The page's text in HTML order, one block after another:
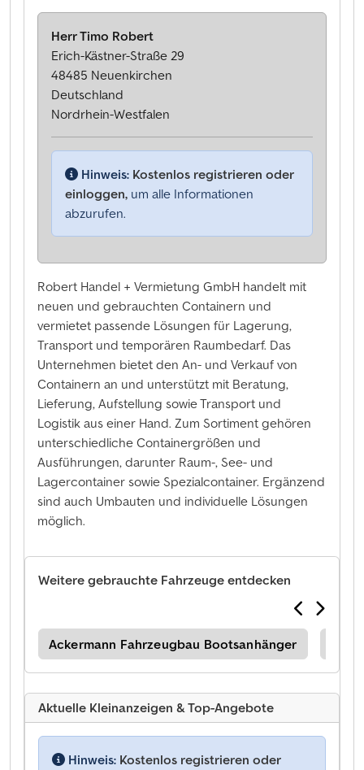
Robert Handel + Vermietung GmbH handelt mit
neuen und gebrauchten Containern und
vermietet passende Lösungen für Lagerung,
Transport und temporären Raumbedarf. Das
Unternehmen bietet den An- und Verkauf von
Containern an und unterstützt mit Beratung,
Lieferung, Aufstellung sowie Transport und
Logistik aus einer Hand. Zum Sortiment gehören
unterschiedliche Containergrößen und
Ausführungen, darunter Raum-, See- und
Lagercontainer sowie Spezialcontainer. Ergänzend
sind auch Umbauten und individuelle Lösungen
möglich.
Herr Timo Robert
Erich-Kästner-Straße 29
48485 Neuenkirchen
Deutschland
Nordrhein-Westfalen
Hinweis: Kostenlos registrieren oder
einloggen, um alle Informationen
abzurufen.
Weitere gebrauchte Fahrzeuge entdecken
Ackermann Fahrzeugbau Bootsanhänger
Aktuelle Kleinanzeigen & Top-Angebote
Hinweis: Kostenlos registrieren oder